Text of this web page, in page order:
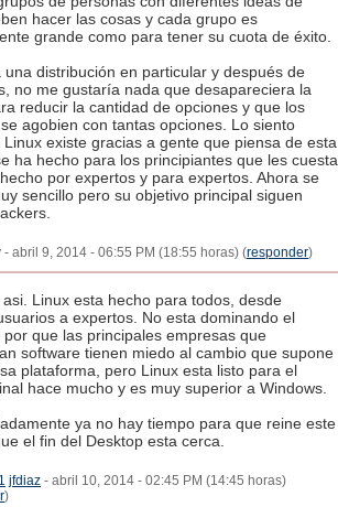
hacer las cosas y cada grupo es
grande como para tener su cuota de éxito.
una distribución en particular y después de
no me gustaría nada que desapareciera la
reducir la cantidad de opciones y que los
agobien con tantas opciones. Lo siento
existe gracias a gente que piensa de esta
ha hecho para los principiantes que les cuesta
por expertos y para expertos. Ahora se
sencillo pero su objetivo principal siguen
- abril 9, 2014 - 06:55 PM (18:55 horas) (responder)
asi. Linux esta hecho para todos, desde
a expertos. No esta dominando el
por que las principales empresas que
software tienen miedo al cambio que supone
plataforma, pero Linux esta listo para el
hace mucho y es muy superior a Windows.
ya no hay tiempo para que reine este
el fin del Desktop esta cerca.
jfdiaz - abril 10, 2014 - 02:45 PM (14:45 horas)
)